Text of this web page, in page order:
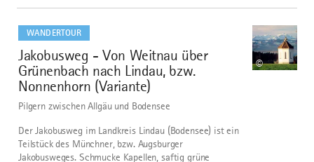
WANDERTOUR
9
Jakobusweg - Von Weitnau über
Grünenbach nach Lindau, bzw.
Nonnenhorn (Variante)
©
Pilgern zwischen Allgäu und Bodensee
Der Jakobusweg im Landkreis Lindau (Bodensee) ist ein
Teilstück des Münchner, bzw. Augsburger
Jakobusweges. Schmucke Kapellen, saftig grüne
dazu